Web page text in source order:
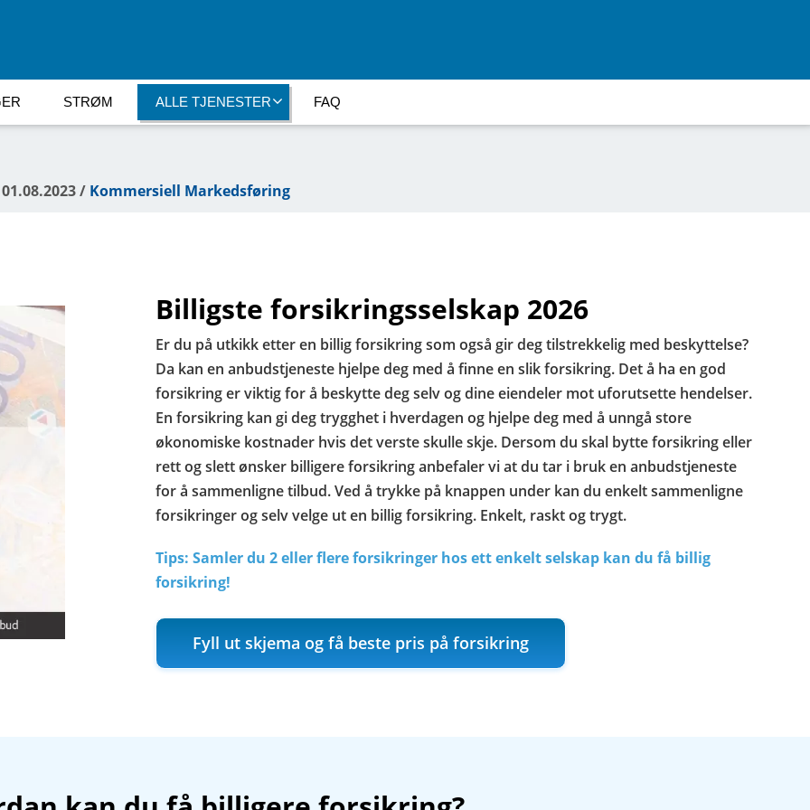
STRØM ALLE TJENESTER FAQ
/ Kommersiell Markedsføring
Billigste forsikringsselskap 2026
Er du på utkikk etter en billig forsikring som også gir deg tilstrekkelig med beskyttelse?
Da kan en anbudstjeneste hjelpe deg med å finne en slik forsikring. Det å ha en god
forsikring er viktig for å beskytte deg selv og dine eiendeler mot uforutsette hendelser.
En forsikring kan gi deg trygghet i hverdagen og hjelpe deg med å unngå store
økonomiske kostnader hvis det verste skulle skje. Dersom du skal bytte forsikring eller
rett og slett ønsker billigere forsikring anbefaler vi at du tar i bruk en anbudstjeneste
for å sammenligne tilbud. Ved å trykke på knappen under kan du enkelt sammenligne
forsikringer og selv velge ut en billig forsikring. Enkelt, raskt og trygt.
Tips: Samler du 2 eller flere forsikringer hos ett enkelt selskap kan du få billig
forsikring!
Fyll ut skjema og få beste pris på forsikring